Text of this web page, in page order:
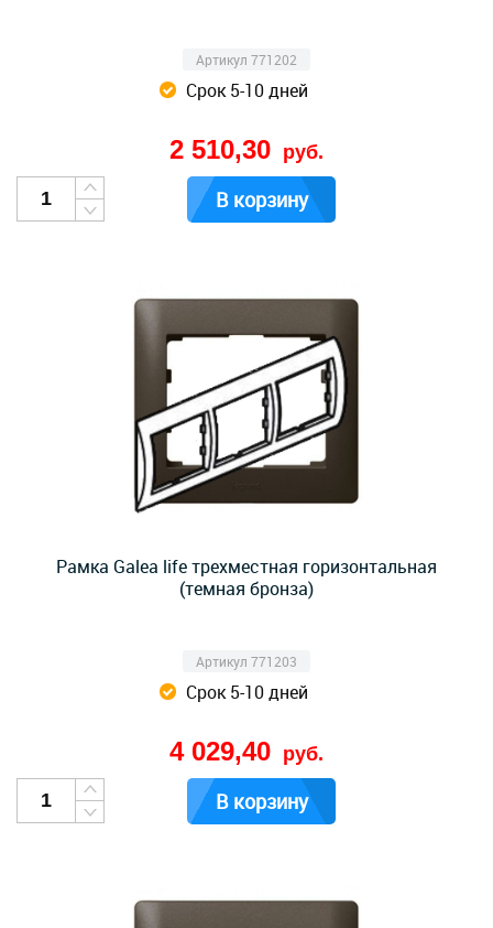
Артикул 771202
Срок 5-10 дней
2 510,30 руб.
В корзину
Рамка Galea life трехместная горизонтальная
(темная бронза)
Артикул 771203
Срок 5-10 дней
4 029,40 руб.
В корзину